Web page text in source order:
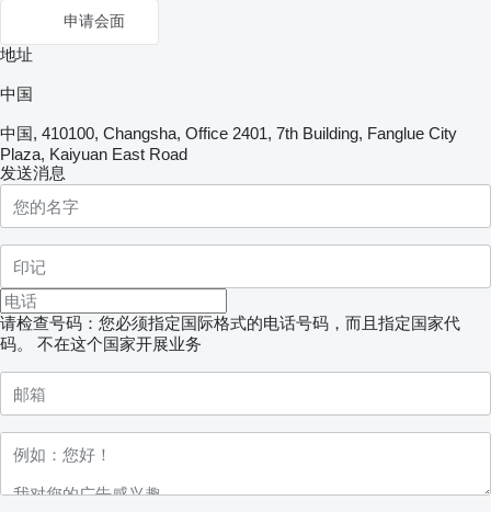
申请会面
地址
中国
中国, 410100, Changsha, Office 2401, 7th Building, Fanglue City
Plaza, Kaiyuan East Road
发送消息
请检查号码：您必须指定国际格式的电话号码，而且指定国家代
码。
不在这个国家开展业务